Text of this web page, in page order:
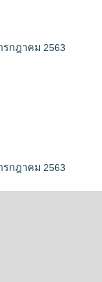
กฎาคม 2563
กฎาคม 2563